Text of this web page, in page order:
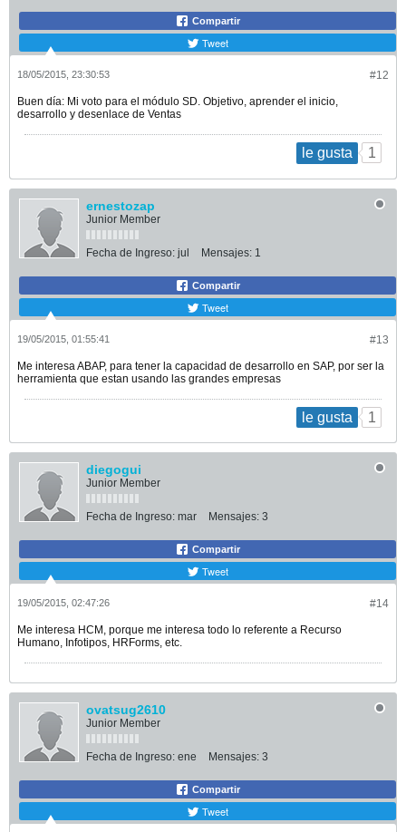
Compartir
Tweet
#12
18/05/2015, 23:30:53
Buen día: Mi voto para el módulo SD. Objetivo, aprender el inicio,
desarrollo y desenlace de Ventas
le gusta 1
ernestozap
Junior Member
Fecha de Ingreso: jul Mensajes: 1
Compartir
Tweet
#13
19/05/2015, 01:55:41
Me interesa ABAP, para tener la capacidad de desarrollo en SAP, por ser la
herramienta que estan usando las grandes empresas
le gusta 1
diegogui
Junior Member
Fecha de Ingreso: mar Mensajes: 3
Compartir
Tweet
#14
19/05/2015, 02:47:26
Me interesa HCM, porque me interesa todo lo referente a Recurso
Humano, Infotipos, HRForms, etc.
ovatsug2610
Junior Member
Fecha de Ingreso: ene Mensajes: 3
Compartir
Tweet